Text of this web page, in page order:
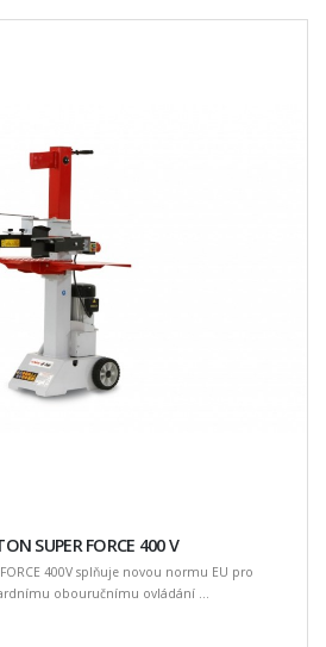
SUPER FORCE 400 V
FORCE 400V splňuje novou normu EU pro
obouručnímu ovládání ...